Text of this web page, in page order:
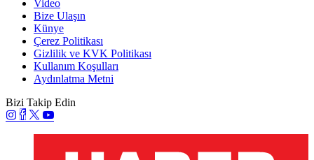
Video
Bize Ulaşın
Künye
Çerez Politikası
Gizlilik ve KVK Politikası
Kullanım Koşulları
Aydınlatma Metni
Bizi Takip Edin